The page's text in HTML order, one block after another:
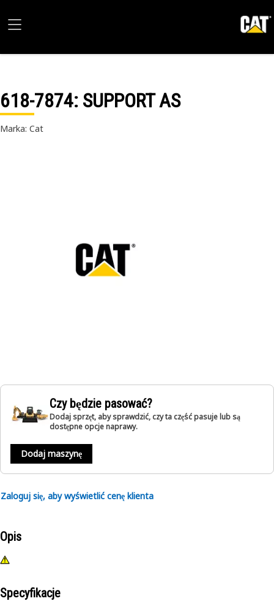
618-7874: SUPPORT AS
Marka: Cat
Czy będzie pasować?
Dodaj sprzęt, aby sprawdzić, czy ta część pasuje lub są
dostępne opcje naprawy.
Dodaj maszynę
Zaloguj się, aby wyświetlić cenę klienta
Opis
Specyfikacje